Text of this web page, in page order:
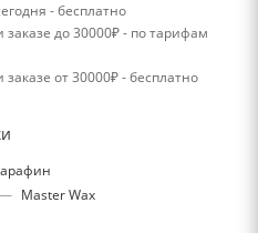
- бесплатно
заказе до 30000₽ - по тарифам
заказе от 30000₽ - бесплатно
— Master Wax